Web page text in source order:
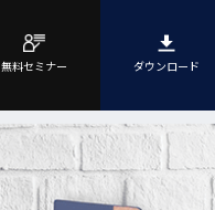
無料セミナー ダウンロード